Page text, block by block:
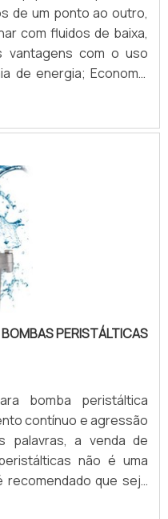
de um ponto ao outro,
com fluidos de baixa,
vantagens com o uso
de energia; Economia
Agilidade na
sobre cotar bomba
é ótima na economia
se compararmos a.
PERISTÁLTICAS
bomba peristáltica
contínuo e agressão
palavras, a venda de
não é uma
recomendado que seja
para não perder a